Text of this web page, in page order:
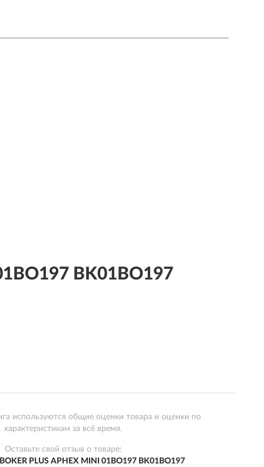
BK01BO197
используются общие оценки товара и оценки по
характеристикам за всё время.
Оставьте свой отзыв о товаре:
PLUS APHEX MINI 01BO197 BK01BO197